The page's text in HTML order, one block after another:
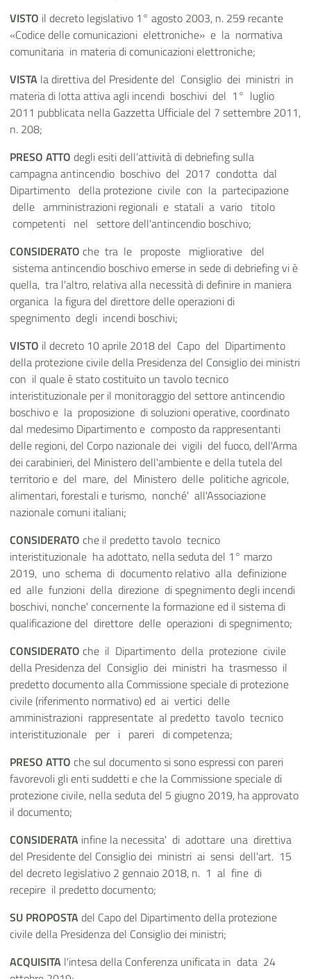
VISTO il decreto legislativo 1° agosto 2003, n. 259 recante
«Codice delle comunicazioni elettroniche» e la normativa
comunitaria in materia di comunicazioni elettroniche;
VISTA la direttiva del Presidente del Consiglio dei ministri in
materia di lotta attiva agli incendi boschivi del 1° luglio
2011 pubblicata nella Gazzetta Ufficiale del 7 settembre 2011,
n. 208;
PRESO ATTO degli esiti dell’attività di debriefing sulla
campagna antincendio boschivo del 2017 condotta dal
Dipartimento della protezione civile con la partecipazione
delle amministrazioni regionali e statali a vario titolo
competenti nel settore dell'antincendio boschivo;
CONSIDERATO che tra le proposte migliorative del
sistema antincendio boschivo emerse in sede di debriefing vi è
quella, tra l'altro, relativa alla necessità di definire in maniera
organica la figura del direttore delle operazioni di
spegnimento degli incendi boschivi;
VISTO il decreto 10 aprile 2018 del Capo del Dipartimento
della protezione civile della Presidenza del Consiglio dei ministri
con il quale è stato costituito un tavolo tecnico
interistituzionale per il monitoraggio del settore antincendio
boschivo e la proposizione di soluzioni operative, coordinato
dal medesimo Dipartimento e composto da rappresentanti
delle regioni, del Corpo nazionale dei vigili del fuoco, dell'Arma
dei carabinieri, del Ministero dell'ambiente e della tutela del
territorio e del mare, del Ministero delle politiche agricole,
alimentari, forestali e turismo, nonché' all'Associazione
nazionale comuni italiani;
CONSIDERATO che il predetto tavolo tecnico
interistituzionale ha adottato, nella seduta del 1° marzo
2019, uno schema di documento relativo alla definizione
ed alle funzioni della direzione di spegnimento degli incendi
boschivi, nonche' concernente la formazione ed il sistema di
qualificazione del direttore delle operazioni di spegnimento;
CONSIDERATO che il Dipartimento della protezione civile
della Presidenza del Consiglio dei ministri ha trasmesso il
predetto documento alla Commissione speciale di protezione
civile (riferimento normativo) ed ai vertici delle
amministrazioni rappresentate al predetto tavolo tecnico
interistituzionale per i pareri di competenza;
PRESO ATTO che sul documento si sono espressi con pareri
favorevoli gli enti suddetti e che la Commissione speciale di
protezione civile, nella seduta del 5 giugno 2019, ha approvato
il documento;
CONSIDERATA infine la necessita' di adottare una direttiva
del Presidente del Consiglio dei ministri ai sensi dell'art. 15
del decreto legislativo 2 gennaio 2018, n. 1 al fine di
recepire il predetto documento;
SU PROPOSTAdel Capo del Dipartimento della protezione
civile della Presidenza del Consiglio dei ministri;
ACQUISITA l'intesa della Conferenza unificata in data 24